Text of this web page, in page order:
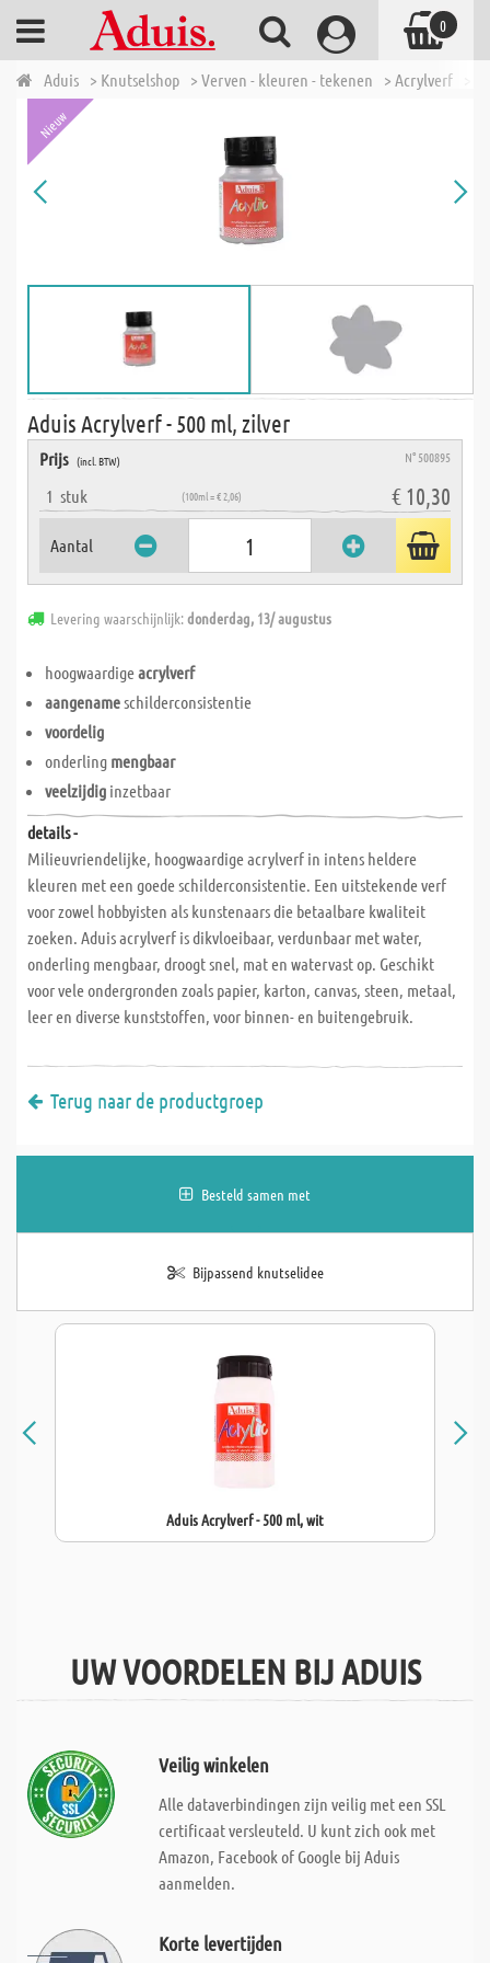
Aduis > Knutselshop > Verven - kleuren - tekenen > Acrylverf
Nieuw
Aduis Acrylverf - 500 ml, zilver
Prijs (incl. BTW) N° 500895
1 stuk (100ml = € 2,06) € 10,30
Aantal
Levering waarschijnlijk:donderdag, 13/ augustus
hoogwaardigeacrylverf
aangenameschilderconsistentie
voordelig
onderling mengbaar
veelzijdig inzetbaar
details -
Milieuvriendelijke, hoogwaardige acrylverf in intens heldere
kleuren met een goede schilderconsistentie. Een uitstekende verf
voor zowel hobbyisten als kunstenaars die betaalbare kwaliteit
zoeken. Aduis acrylverf is dikvloeibaar, verdunbaar met water,
onderling mengbaar, droogt snel, mat en watervast op. Geschikt
voor vele ondergronden zoals papier, karton, canvas, steen, metaal,
leer en diverse kunststoffen, voor binnen- en buitengebruik.
Terug naar de productgroep
Besteld samen met
Bijpassend knutselidee
Aduis Acrylverf - 500 ml, wit
UW VOORDELEN BIJ ADUIS
Veilig winkelen
Alle dataverbindingen zijn veilig met een SSL
certificaat versleuteld. U kunt zich ook met
Amazon, Facebook of Google bij Aduis
aanmelden.
Korte levertijden
0